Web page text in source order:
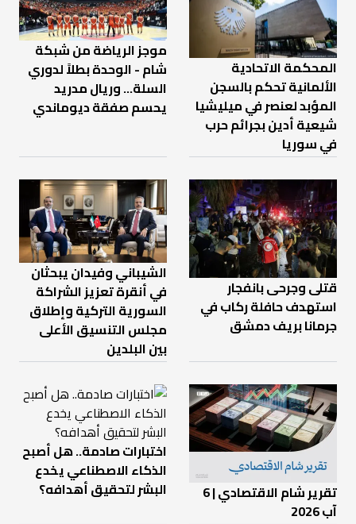
المحكمة الاتحادية
الألمانية تحكم بالسجن
المؤبد لعنصر في ميليشيا
شيعية أدين بجرائم حرب
في سوريا
موجز الرياضة من شبكة
شام - الوحدة بطلاً لدوري
السلة... وريال مدريد
يحسم صفقة ديوماندي
قتلى وجرحى بانفجار
استهدف حافلة ركاب في
جرمانا بريف دمشق
الشيباني وفيدان يبحثان
في أنقرة تعزيز الشراكة
السورية التركية وإطلاق
مجلس التنسيق الأعلى
بين البلدين
تقرير شام الاقتصادي | 6
آب 2026
اختبارات صادمة.. هل أصبح
الذكاء الاصطناعي يخدع
البشر لتحقيق أهدافه؟